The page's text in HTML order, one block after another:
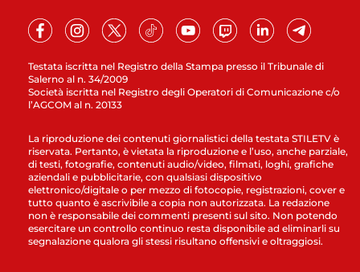
Testata iscritta nel Registro della Stampa presso il Tribunale di
Salerno al n. 34/2009
Società iscritta nel Registro degli Operatori di Comunicazione c/o
l’AGCOM al n. 20133
La riproduzione dei contenuti giornalistici della testata STILETV è
riservata. Pertanto, è vietata la riproduzione e l’uso, anche parziale,
di testi, fotografie, contenuti audio/video, filmati, loghi, grafiche
aziendali e pubblicitarie, con qualsiasi dispositivo
elettronico/digitale o per mezzo di fotocopie, registrazioni, cover e
tutto quanto è ascrivibile a copia non autorizzata. La redazione
non è responsabile dei commenti presenti sul sito. Non potendo
esercitare un controllo continuo resta disponibile ad eliminarli su
segnalazione qualora gli stessi risultano offensivi e oltraggiosi.